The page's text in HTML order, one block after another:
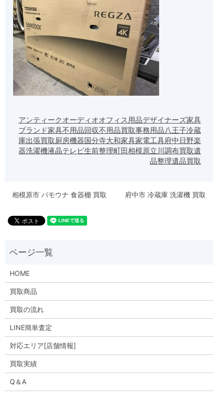
アンティークオーディオオフィス用品デザイナーズ家具
ブランド家具不用品回収不用品買取事務用品八王子冷蔵
庫出張買取 厨房機器国分寺大和家具家電工具府中 日野楽
器洗濯機液晶テレビ生前整理町田相模原立川調布買取遺
品整理遺品買取
相模原市 パモウナ 食器棚 買取 府中市 冷蔵庫 洗濯機 買取
HOME
買取商品
買取の流れ
LINE簡単査定
対応エリア[店舗情報]
買取実績
Q＆A